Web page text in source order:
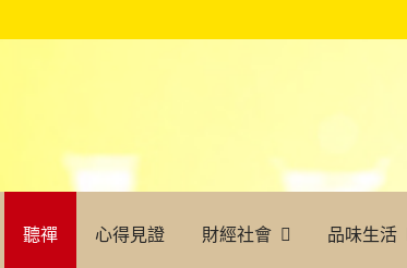
聽禪 心得見證 財經社會 品味生活